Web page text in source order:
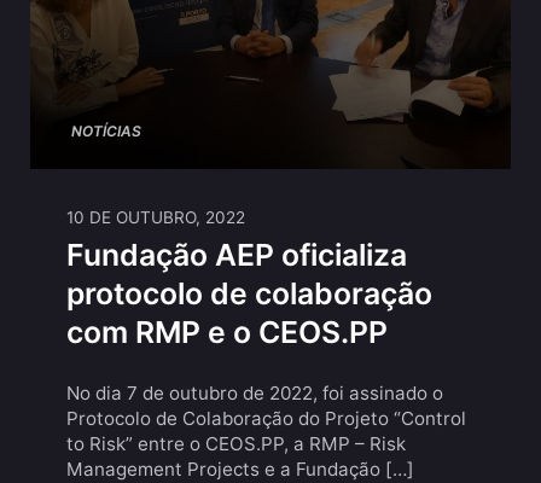
NOTÍCIAS
10 DE OUTUBRO, 2022
Fundação AEP oficializa
protocolo de colaboração
com RMP e o CEOS.PP
No dia 7 de outubro de 2022, foi assinado o
Protocolo de Colaboração do Projeto “Control
to Risk” entre o CEOS.PP, a RMP – Risk
Management Projects e a Fundação […]